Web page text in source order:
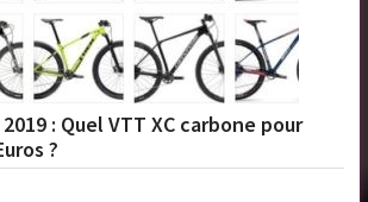
2019 : Quel VTT XC carbone pour
?